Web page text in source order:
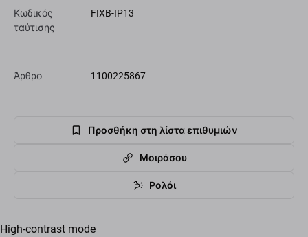
Κωδικός
ταύτισης
FIXB-IP13
Άρθρο 1100225867
Προσθήκη στη λίστα επιθυμιών
Μοιράσου
Ρολόι
High-contrast mode